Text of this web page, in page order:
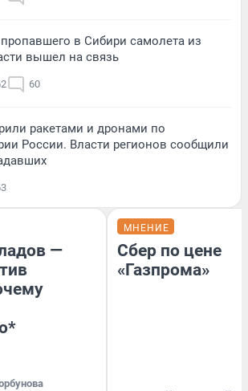
в Сибири самолета из
вышел на связь
60
ракетами и дронами по
России. Власти регионов сообщили
—
МНЕНИЕ
Сбер по цене
«Газпрома»